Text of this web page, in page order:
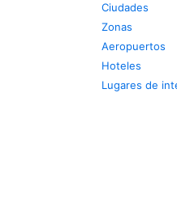
Ciudades
Zonas
Aeropuertos
Hoteles
Lugares de